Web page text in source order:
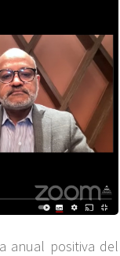
anual positiva del